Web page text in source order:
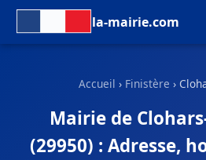
la-mairie.com
Accueil › Finistère ›
Mairie de
(29950) : Adresse,